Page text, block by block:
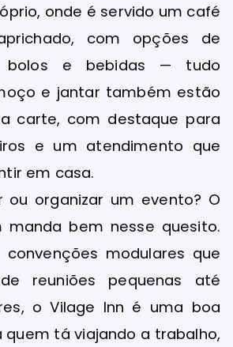
onde é servido um café
com opções de
bolos e bebidas — tudo
e jantar também estão
carte, com destaque para
e um atendimento que
em casa.
ou organizar um evento? O
bem nesse quesito.
modulares que
reuniões pequenas até
o Vilage Inn é uma boa
tá viajando a trabalho,